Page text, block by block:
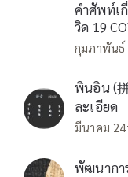
คำศัพท์เ
วิด 19
กุมภาพันธ์
พินอิน (
ละเอียด
มีนาคม
พัฒนากา